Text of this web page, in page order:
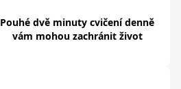
Pouhé dvě minuty cvičení denně
vám mohou zachránit život